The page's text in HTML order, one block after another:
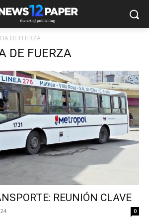
DE FUERZA
DE FUERZA
REUNIÓN CLAVE
0